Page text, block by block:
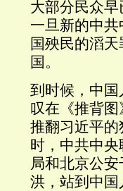
大部分民众
一旦新的中
国殃民的滔
国。
到时候，中
叹在《推背
推翻习近平的
时，中共中
局和北京公
洪，站到中